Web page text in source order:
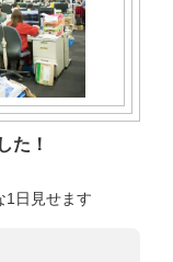
た！
日見せます